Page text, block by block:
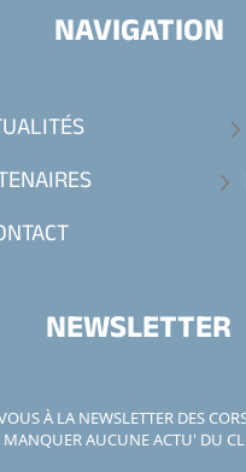
NAVIGATION
NEWSLETTER
À LA NEWSLETTER DES
MANQUER AUCUNE ACTU' DU